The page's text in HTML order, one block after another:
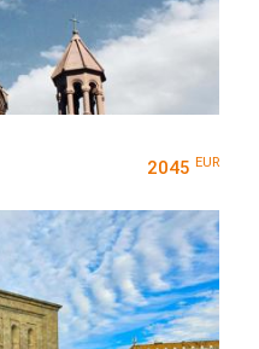
2045 EUR